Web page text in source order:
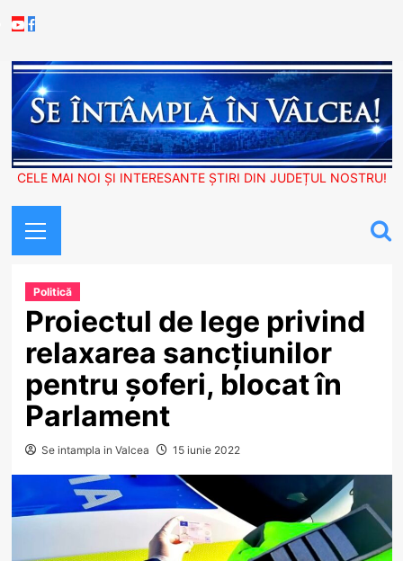
to
Youtube
Facebook
CELE MAI NOI ȘI INTERESANTE ȘTIRI DIN JUDEȚUL NOSTRU!
Menu
Politică
Proiectul de lege privind
relaxarea sancțiunilor
pentru șoferi, blocat în
Parlament
Se intampla in Valcea 15 iunie 2022